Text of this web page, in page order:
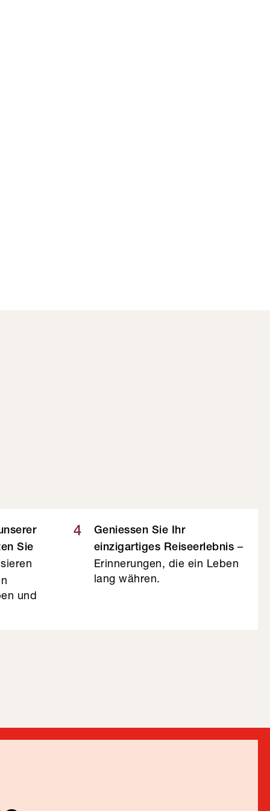
Sie
und
4
Geniessen Sie Ihr
einzigartiges Reiseerlebnis –
Erinnerungen, die ein Leben
lang währen.